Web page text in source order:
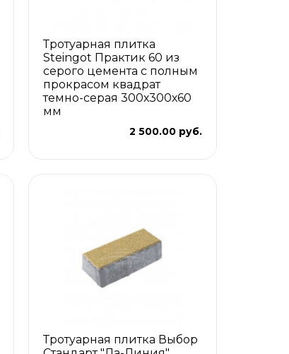
Тротуарная плитка
Steingot Практик 60 из
серого цемента с полным
прокрасом квадрат
темно-серая 300х300х60
мм
2 500.00 руб.
Тротуарная плитка Выбор